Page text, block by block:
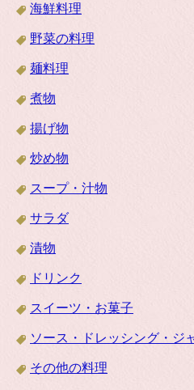
海鮮料理
野菜の料理
麺料理
煮物
揚げ物
炒め物
スープ・汁物
サラダ
漬物
ドリンク
スイーツ・お菓子
ソース・ドレッシング・ジ
その他の料理